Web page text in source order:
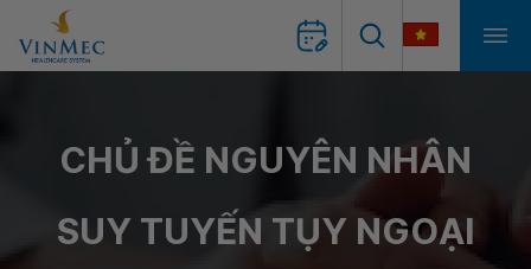
CHỦ ĐỀ NGUYÊN NHÂN
SUY TUYẾN TỤY NGOẠI